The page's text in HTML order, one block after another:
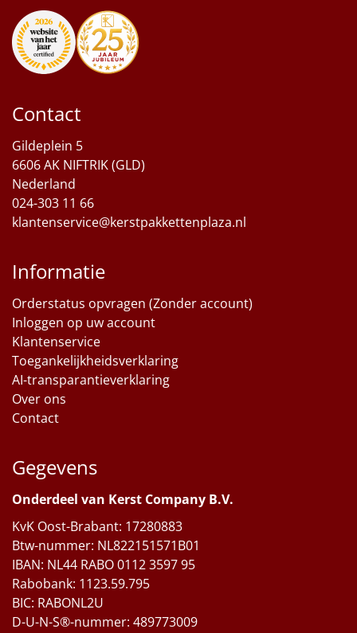
Contact
Gildeplein 5
6606 AK NIFTRIK (GLD)
Nederland
024-303 11 66
klantenservice@kerstpakkettenplaza.nl
Informatie
Orderstatus opvragen (Zonder account)
Inloggen op uw account
Klantenservice
Toegankelijkheidsverklaring
AI-transparantieverklaring
Over ons
Contact
Gegevens
Onderdeel van Kerst Company B.V.
KvK Oost-Brabant: 17280883
Btw-nummer: NL822151571B01
IBAN: NL44 RABO 0112 3597 95
Rabobank: 1123.59.795
BIC: RABONL2U
D-U-N-S®-nummer: 489773009